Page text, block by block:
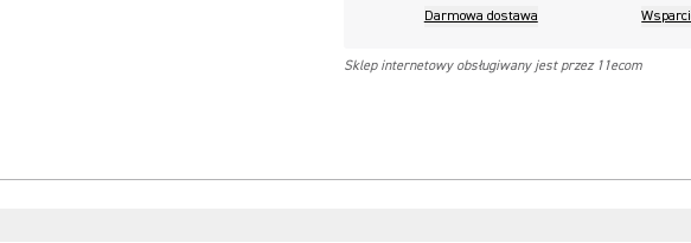
Darmowa dostawa
Sklep internetowy obsługiwany jest przez 11ecom